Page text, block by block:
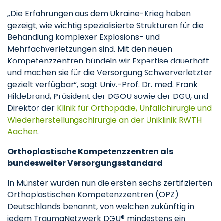
„Die Erfahrungen aus dem Ukraine-Krieg haben
gezeigt, wie wichtig spezialisierte Strukturen für die
Behandlung komplexer Explosions- und
Mehrfachverletzungen sind. Mit den neuen
Kompetenzzentren bündeln wir Expertise dauerhaft
und machen sie für die Versorgung Schwerverletzter
gezielt verfügbar“, sagt Univ.-Prof. Dr. med. Frank
Hildebrand, Präsident der DGOU sowie der DGU, und
Direktor der Klinik für Orthopädie, Unfallchirurgie und
Wiederherstellungschirurgie an der Uniklinik RWTH
Aachen.
Orthoplastische Kompetenzzentren als
bundesweiter Versorgungsstandard
In Münster wurden nun die ersten sechs zertifizierten
Orthoplastischen Kompetenzzentren (OPZ)
Deutschlands benannt, von welchen zukünftig in
jedem TraumaNetzwerk DGU® mindestens ein